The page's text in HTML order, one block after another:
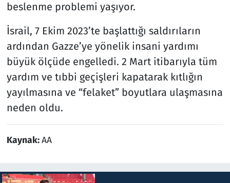
beslenme problemi yaşıyor.
İsrail, 7 Ekim 2023’te başlattığı saldırıların
ardından Gazze’ye yönelik insani yardımı
büyük ölçüde engelledi. 2 Mart itibarıyla tüm
yardım ve tıbbi geçişleri kapatarak kıtlığın
yayılmasına ve “felaket” boyutlara ulaşmasına
neden oldu.
Kaynak:AA